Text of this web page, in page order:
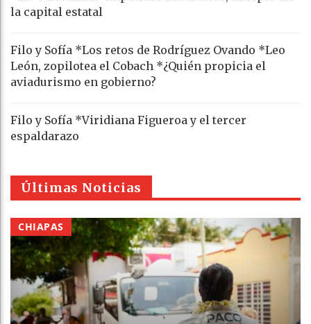
la capital estatal
Filo y Sofía *Los retos de Rodríguez Ovando *Leo
León, zopilotea el Cobach *¿Quién propicia el
aviadurismo en gobierno?
Filo y Sofía *Viridiana Figueroa y el tercer
espaldarazo
Últimas Noticias
CHIAPAS